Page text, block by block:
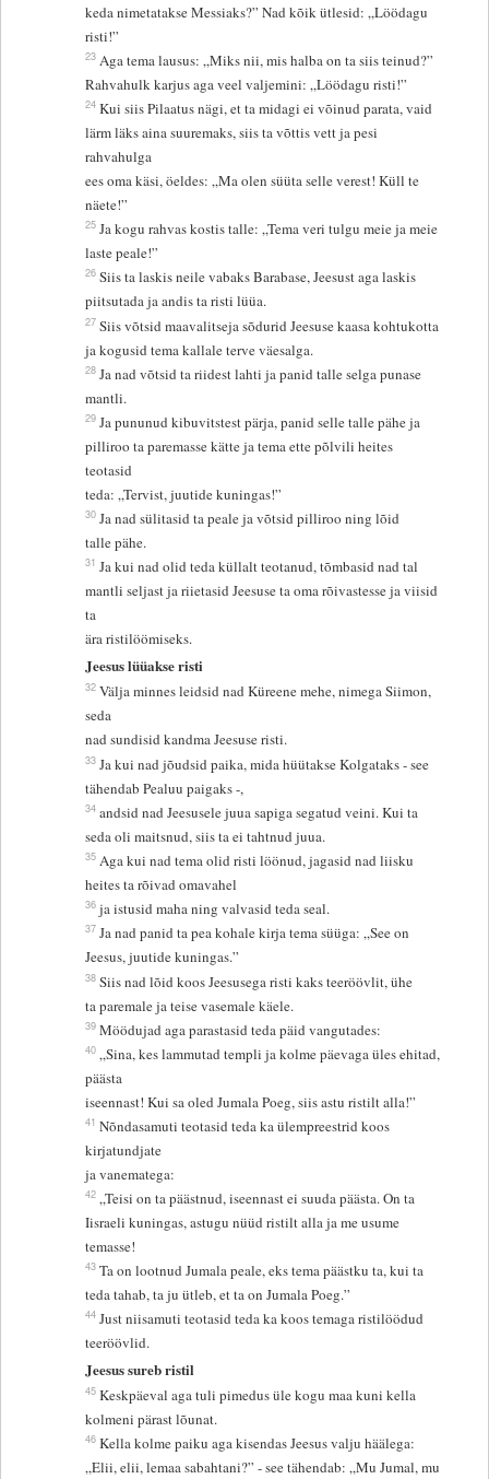
keda nimetatakse Messiaks?” Nad kõik ütlesid: „Löödagu
risti!”
23 Aga tema lausus: „Miks nii, mis halba on ta siis teinud?”
Rahvahulk karjus aga veel valjemini: „Löödagu risti!”
24 Kui siis Pilaatus nägi, et ta midagi ei võinud parata, vaid
lärm läks aina suuremaks, siis ta võttis vett ja pesi
rahvahulga
ees oma käsi, öeldes: „Ma olen süüta selle verest! Küll te
näete!”
25 Ja kogu rahvas kostis talle: „Tema veri tulgu meie ja meie
laste peale!”
26 Siis ta laskis neile vabaks Barabase, Jeesust aga laskis
piitsutada ja andis ta risti lüüa.
27 Siis võtsid maavalitseja sõdurid Jeesuse kaasa kohtukotta
ja kogusid tema kallale terve väesalga.
28 Ja nad võtsid ta riidest lahti ja panid talle selga punase
mantli.
29 Ja pununud kibuvitstest pärja, panid selle talle pähe ja
pilliroo ta paremasse kätte ja tema ette põlvili heites
teotasid
teda: „Tervist, juutide kuningas!”
30 Ja nad sülitasid ta peale ja võtsid pilliroo ning lõid
talle pähe.
31 Ja kui nad olid teda küllalt teotanud, tõmbasid nad tal
mantli seljast ja riietasid Jeesuse ta oma rõivastesse ja viisid
ta
ära ristilöömiseks.
Jeesus lüüakse risti
32 Välja minnes leidsid nad Küreene mehe, nimega Siimon,
seda
nad sundisid kandma Jeesuse risti.
33 Ja kui nad jõudsid paika, mida hüütakse Kolgataks - see
tähendab Pealuu paigaks -,
34 andsid nad Jeesusele juua sapiga segatud veini. Kui ta
seda oli maitsnud, siis ta ei tahtnud juua.
35 Aga kui nad tema olid risti löönud, jagasid nad liisku
heites ta rõivad omavahel
36 ja istusid maha ning valvasid teda seal.
37 Ja nad panid ta pea kohale kirja tema süüga: „See on
Jeesus, juutide kuningas.”
38 Siis nad lõid koos Jeesusega risti kaks teeröövlit, ühe
ta paremale ja teise vasemale käele.
39 Möödujad aga parastasid teda päid vangutades:
40 „Sina, kes lammutad templi ja kolme päevaga üles ehitad,
päästa
iseennast! Kui sa oled Jumala Poeg, siis astu ristilt alla!”
41 Nõndasamuti teotasid teda ka ülempreestrid koos
kirjatundjate
ja vanematega:
42 „Teisi on ta päästnud, iseennast ei suuda päästa. On ta
Iisraeli kuningas, astugu nüüd ristilt alla ja me usume
temasse!
43 Ta on lootnud Jumala peale, eks tema päästku ta, kui ta
teda tahab, ta ju ütleb, et ta on Jumala Poeg.”
44 Just niisamuti teotasid teda ka koos temaga ristilöödud
teeröövlid.
Jeesus sureb ristil
45 Keskpäeval aga tuli pimedus üle kogu maa kuni kella
kolmeni pärast lõunat.
46 Kella kolme paiku aga kisendas Jeesus valju häälega:
„Elii, elii, lemaa sabahtani?” - see tähendab: „Mu Jumal, mu